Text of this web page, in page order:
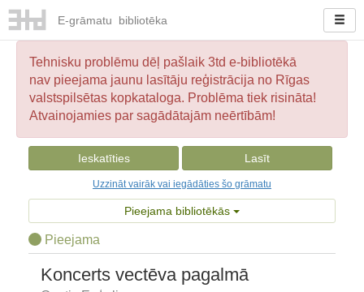
E-grāmatu bibliotēka
Tehnisku problēmu dēļ pašlaik 3td e-bibliotēkā
nav pieejama jaunu lasītāju reģistrācija no Rīgas
valstspilsētas kopkataloga. Problēma tiek risināta!
Atvainojamies par sagādātajām neērtībām!
Ieskatīties Lasīt
Uzzināt vairāk vai iegādāties šo grāmatu
Pieejama bibliotēkās
Pieejama
Koncerts vectēva pagalmā